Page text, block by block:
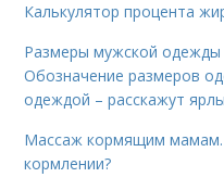
Калькулятор процента
Размеры мужской одежды
Обозначение размеров
одеждой – расскажут
Массаж кормящим мамам.
кормлении?